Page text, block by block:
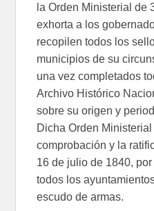
la Orden Ministerial de
exhorta a los
recopilen todos los
municipios de su
una vez completados
Archivo Histórico
sobre su origen y
Dicha Orden
comprobación y la
16 de julio de 1840,
todos los
escudo de armas.